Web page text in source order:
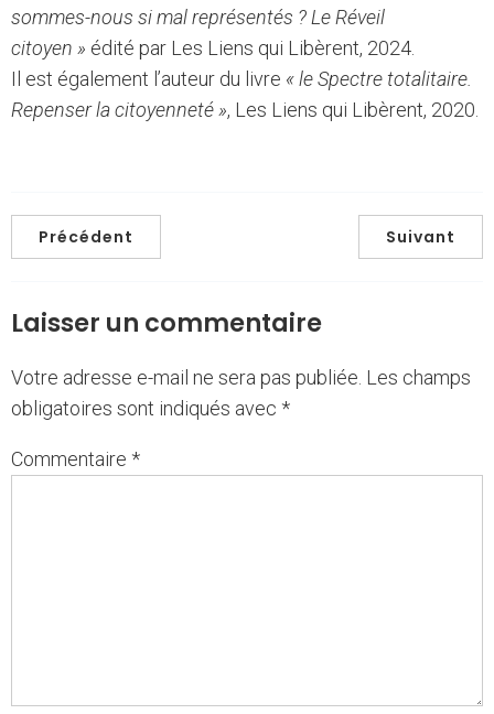
sommes-nous si mal représentés ? Le Réveil
citoyen » édité par Les Liens qui Libèrent, 2024.
Il est également l’auteur du livre « le Spectre totalitaire.
Repenser la citoyenneté », Les Liens qui Libèrent, 2020.
Précédent Suivant
Laisser un commentaire
Votre adresse e-mail ne sera pas publiée. Les champs
obligatoires sont indiqués avec *
Commentaire *